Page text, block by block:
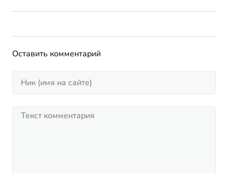
Оставить комментарий